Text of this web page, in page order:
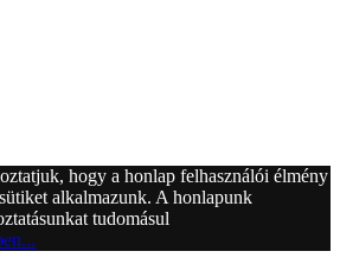
hogy a honlap felhasználói élmény
alkalmazunk. A honlapunk
tudomásul